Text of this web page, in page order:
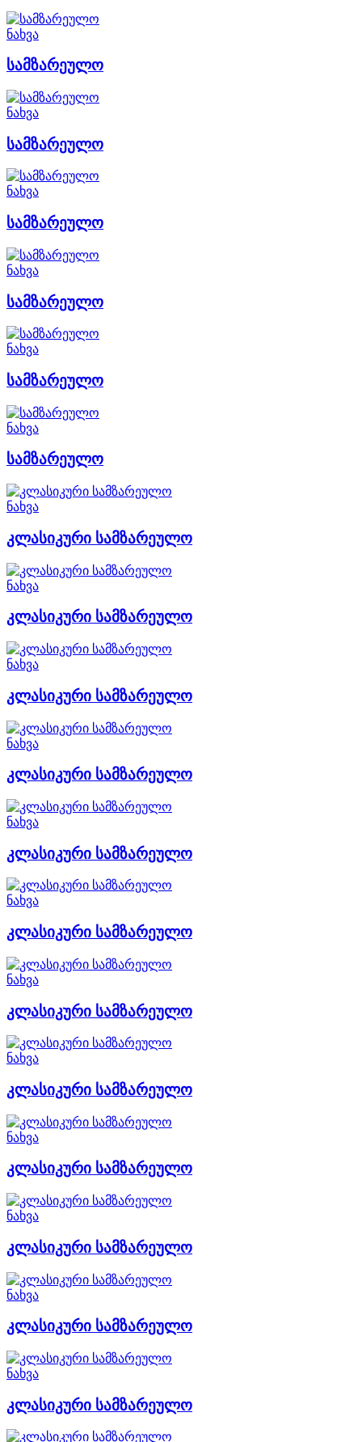
ნახვა
სამზარეულო
ნახვა
სამზარეულო
ნახვა
სამზარეულო
ნახვა
სამზარეულო
ნახვა
სამზარეულო
ნახვა
სამზარეულო
ნახვა
კლასიკური სამზარეულო
ნახვა
კლასიკური სამზარეულო
ნახვა
კლასიკური სამზარეულო
ნახვა
კლასიკური სამზარეულო
ნახვა
კლასიკური სამზარეულო
ნახვა
კლასიკური სამზარეულო
ნახვა
კლასიკური სამზარეულო
ნახვა
კლასიკური სამზარეულო
ნახვა
კლასიკური სამზარეულო
ნახვა
კლასიკური სამზარეულო
ნახვა
კლასიკური სამზარეულო
ნახვა
კლასიკური სამზარეულო